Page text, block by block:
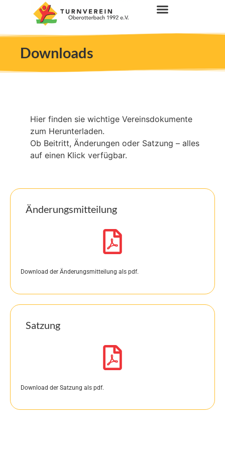
Downloads
Hier finden sie wichtige Vereinsdokumente
zum Herunterladen.
Ob Beitritt, Änderungen oder Satzung – alles
auf einen Klick verfügbar.
Änderungsmitteilung
Download der Änderungsmitteilung als pdf.
Satzung
Download der Satzung als pdf.